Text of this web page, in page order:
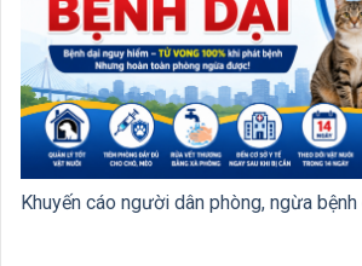
Khuyến cáo người dân phòng, ngừa